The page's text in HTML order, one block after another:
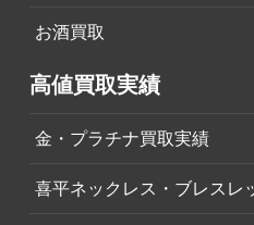
お酒買取
高値買取実績
金・プラチナ買取実績
喜平ネックレス・ブレスレ